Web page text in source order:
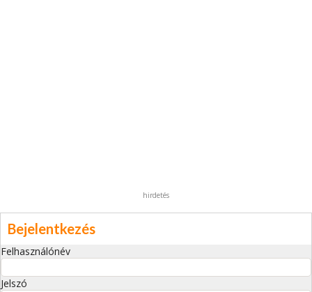
hirdetés
Bejelentkezés
Felhasználónév
Jelszó